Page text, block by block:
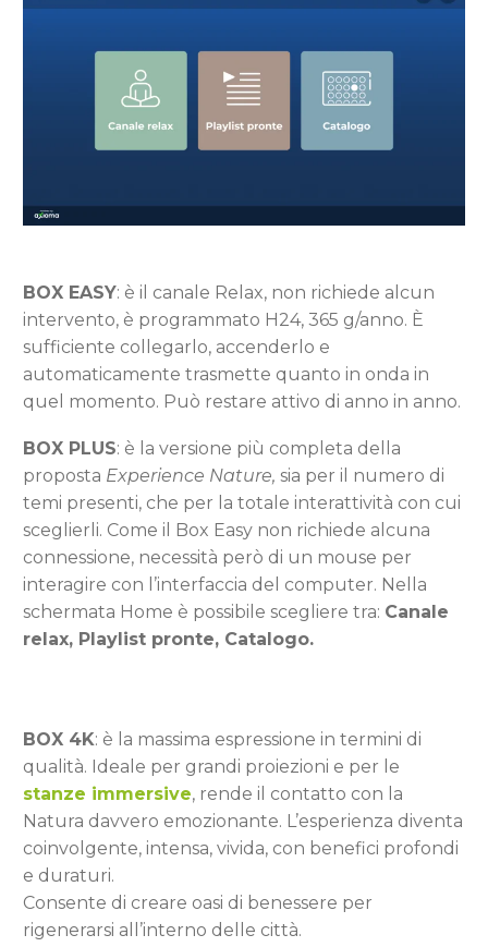
BOX EASY: è il canale Relax, non richiede alcun
intervento, è programmato H24, 365 g/anno. È
sufficiente collegarlo, accenderlo e
automaticamente trasmette quanto in onda in
quel momento. Può restare attivo di anno in anno.
BOX PLUS: è la versione più completa della
proposta Experience Nature, sia per il numero di
temi presenti, che per la totale interattività con cui
sceglierli. Come il Box Easy non richiede alcuna
connessione, necessità però di un mouse per
interagire con l’interfaccia del computer. Nella
schermata Home è possibile scegliere tra: Canale
relax, Playlist pronte, Catalogo.
BOX 4K: è la massima espressione in termini di
qualità. Ideale per grandi proiezioni e per le
stanze immersive, rende il contatto con la
Natura davvero emozionante. L’esperienza diventa
coinvolgente, intensa, vivida, con benefici profondi
e duraturi.
Consente di creare oasi di benessere per
rigenerarsi all’interno delle città.